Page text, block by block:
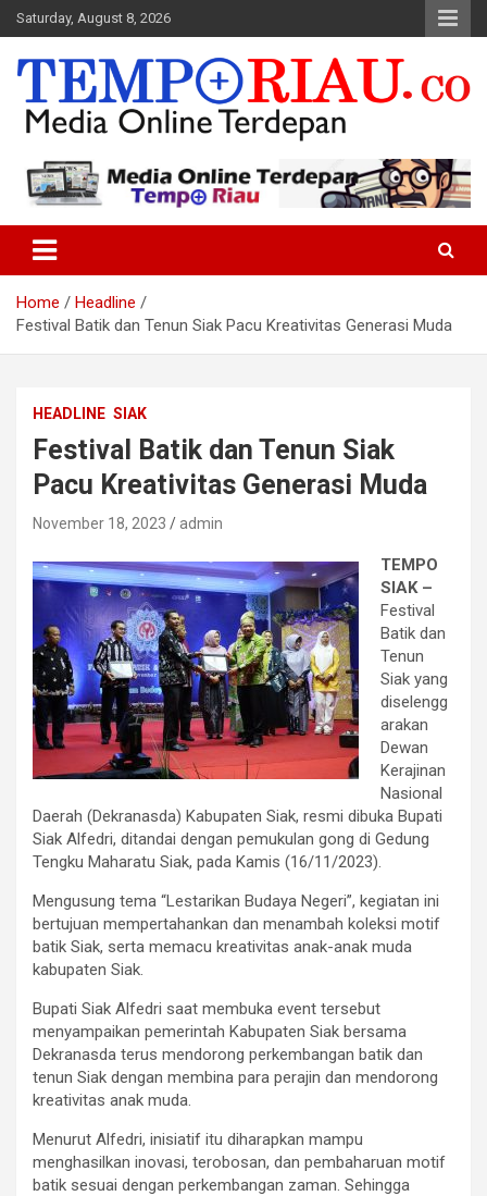
Skip
to
content
Saturday, August 8, 2026
Tempo Riau
Home
Headline
Festival Batik dan Tenun Siak Pacu Kreativitas Generasi Muda
HEADLINE SIAK
Festival Batik dan Tenun Siak
Pacu Kreativitas Generasi Muda
November 18, 2023 admin
TEMPO
SIAK –
Festival
Batik dan
Tenun
Siak yang
diselengg
arakan
Dewan
Kerajinan
Nasional
Daerah (Dekranasda) Kabupaten Siak, resmi dibuka Bupati
Siak Alfedri, ditandai dengan pemukulan gong di Gedung
Tengku Maharatu Siak, pada Kamis (16/11/2023).
Mengusung tema “Lestarikan Budaya Negeri”, kegiatan ini
bertujuan mempertahankan dan menambah koleksi motif
batik Siak, serta memacu kreativitas anak-anak muda
kabupaten Siak.
Bupati Siak Alfedri saat membuka event tersebut
menyampaikan pemerintah Kabupaten Siak bersama
Dekranasda terus mendorong perkembangan batik dan
tenun Siak dengan membina para perajin dan mendorong
kreativitas anak muda.
Menurut Alfedri, inisiatif itu diharapkan mampu
menghasilkan inovasi, terobosan, dan pembaharuan motif
batik sesuai dengan perkembangan zaman. Sehingga